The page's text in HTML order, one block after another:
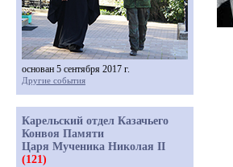
основан 5 сентября 2017 г.
Другие события
Карельский отдел Казачьего
Конвоя Памяти
Царя Мученика Николая II
(121)